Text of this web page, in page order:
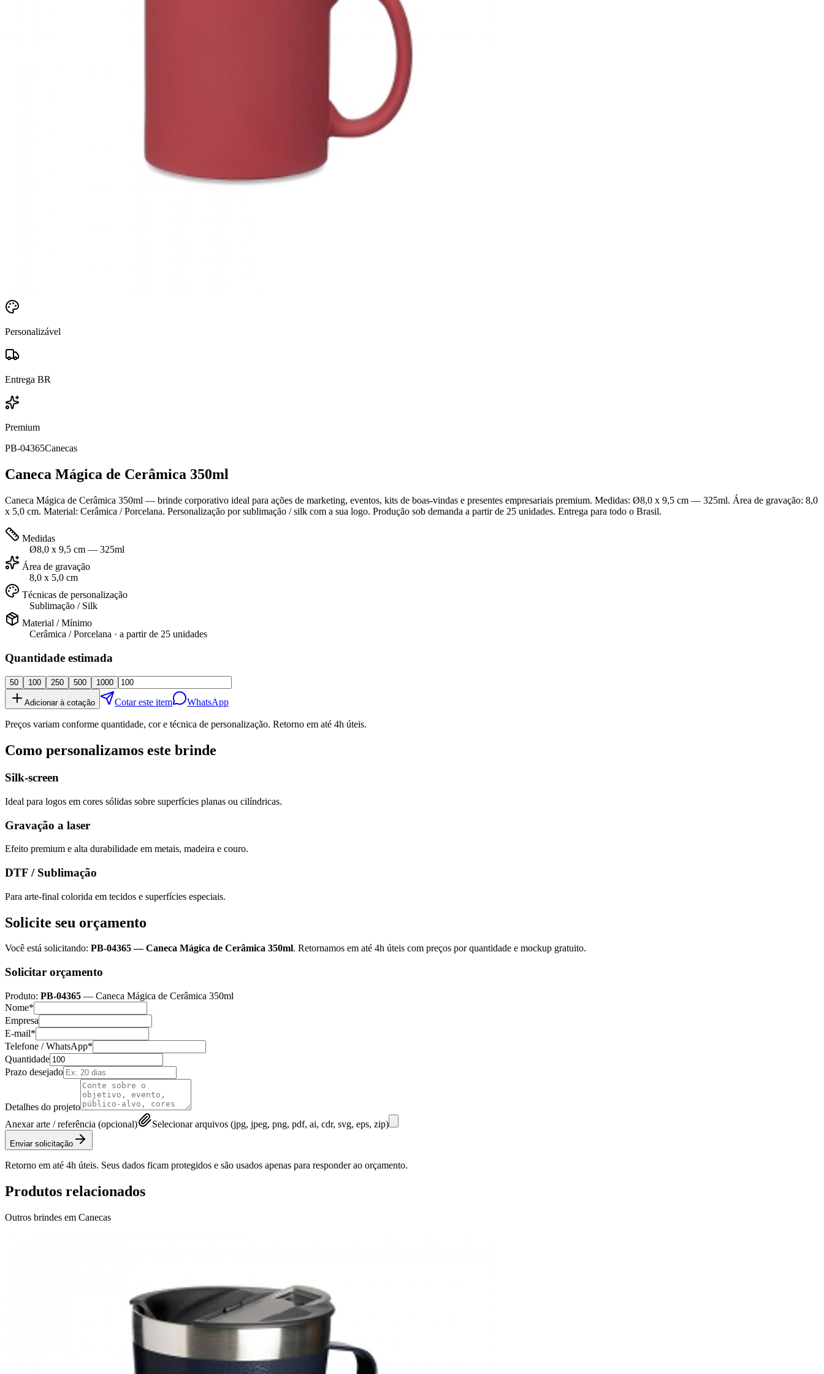
Personalizável
Entrega BR
Premium
PB-04365Canecas
Caneca Mágica de Cerâmica 350ml
Caneca Mágica de Cerâmica 350ml — brinde corporativo ideal para ações de marketing, eventos, kits de boas-vindas e presentes empresariais premium. Medidas: Ø8,0 x 9,5 cm — 325ml. Área de gravação: 8,0
x 5,0 cm. Material: Cerâmica / Porcelana. Personalização por sublimação / silk com a sua logo. Produção sob demanda a partir de 25 unidades. Entrega para todo o Brasil.
Medidas
Ø8,0 x 9,5 cm — 325ml
Área de gravação
8,0 x 5,0 cm
Técnicas de personalização
Sublimação / Silk
Material / Mínimo
Cerâmica / Porcelana · a partir de 25 unidades
Quantidade estimada
50 100 250 500 1000
Adicionar à cotação Cotar este item WhatsApp
Preços variam conforme quantidade, cor e técnica de personalização. Retorno em até 4h úteis.
Como personalizamos este brinde
Silk-screen
Ideal para logos em cores sólidas sobre superfícies planas ou cilíndricas.
Gravação a laser
Efeito premium e alta durabilidade em metais, madeira e couro.
DTF / Sublimação
Para arte-final colorida em tecidos e superfícies especiais.
Solicite seu orçamento
Você está solicitando: PB-04365—Caneca Mágica de Cerâmica 350ml. Retornamos em até 4h úteis com preços por quantidade e mockup gratuito.
Solicitar orçamento
Produto: PB-04365 — Caneca Mágica de Cerâmica 350ml
Nome*
Empresa
E-mail*
Telefone / WhatsApp*
Quantidade
Prazo desejado
Detalhes do projeto
Anexar arte / referência (opcional)
Selecionar arquivos (jpg, jpeg, png, pdf, ai, cdr, svg, eps, zip)
Enviar solicitação
Retorno em até 4h úteis. Seus dados ficam protegidos e são usados apenas para responder ao orçamento.
Produtos relacionados
Outros brindes em Canecas